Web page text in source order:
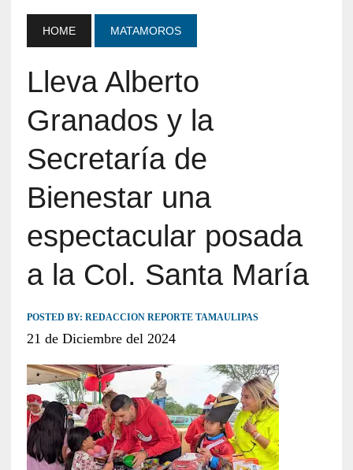
HOME MATAMOROS
Lleva Alberto
Granados y la
Secretaría de
Bienestar una
espectacular posada
a la Col. Santa María
POSTED BY: REDACCION REPORTE TAMAULIPAS
21 de Diciembre del 2024